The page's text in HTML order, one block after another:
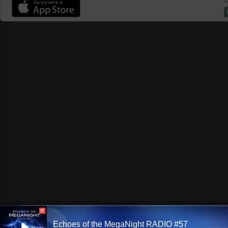
П
Echoes of the MegaNight RADIO #57